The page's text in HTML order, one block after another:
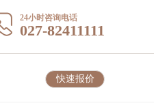
24小时咨询电话
027-82411111
快速报价